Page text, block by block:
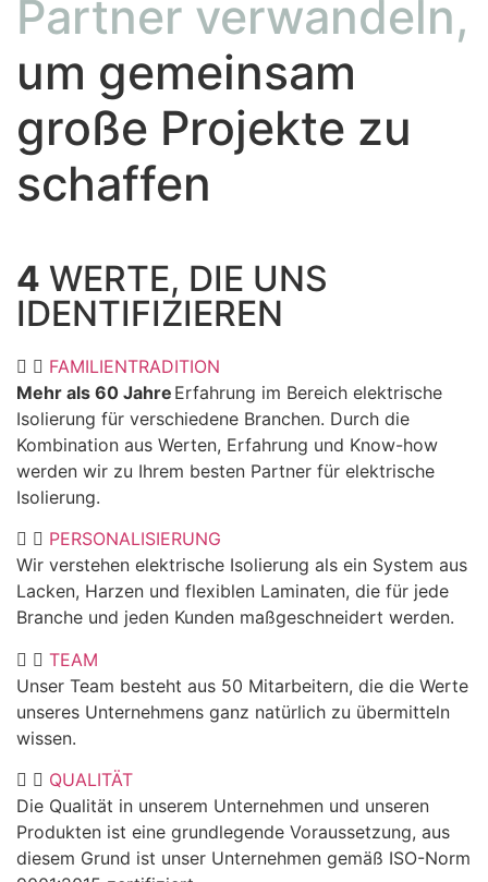
Partner verwandeln,
um gemeinsam
große Projekte zu
schaffen
4 WERTE, DIE UNS
IDENTIFIZIEREN
FAMILIENTRADITION
Mehr als 60 Jahre Erfahrung im Bereich elektrische
Isolierung für verschiedene Branchen. Durch die
Kombination aus Werten, Erfahrung und Know-how
werden wir zu Ihrem besten Partner für elektrische
Isolierung.
PERSONALISIERUNG
Wir verstehen elektrische Isolierung als ein System aus
Lacken, Harzen und flexiblen Laminaten, die für jede
Branche und jeden Kunden maßgeschneidert werden.
TEAM
Unser Team besteht aus 50 Mitarbeitern, die die Werte
unseres Unternehmens ganz natürlich zu übermitteln
wissen.
QUALITÄT
Die Qualität in unserem Unternehmen und unseren
Produkten ist eine grundlegende Voraussetzung, aus
diesem Grund ist unser Unternehmen gemäß ISO-Norm